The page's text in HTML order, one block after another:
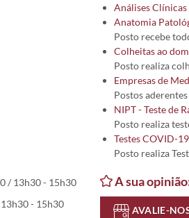
/ 13h30 - 15h30
- 15h30
Análises Clínicas
Anatomia
Posto recebe
Colheitas ao
Posto realiza
Empresas de
Postos
NIPT - Teste de
Posto realiza
Testes COVID-19
Posto realiza
A sua
AVALIE-